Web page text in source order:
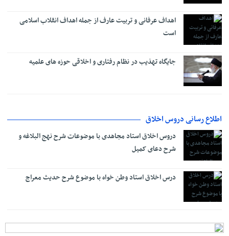
اهداف عرفانی و تربیت عارف از جمله اهداف انقلاب اسلامی
است
جایگاه تهذیب در نظام رفتاری و اخلاقی حوزه‌ های علمیه
اطلاع رسانی دروس اخلاق
دروس اخلاق استاد مجاهدی با موضوعات شرح نهج البلاغه و
شرح دعای کمیل
درس اخلاق استاد وطن خواه با موضوع شرح حدیث معراج